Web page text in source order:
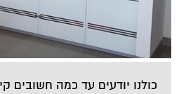
כולנו יודעים עד כמה חשובים